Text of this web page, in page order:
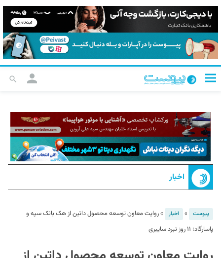
اخبار
پیوست » اخبار »روایت معاون توسعه محصول داتین از هک بانک سپه و
پاسارگاد؛ ۱۱ روز نبرد سایبری